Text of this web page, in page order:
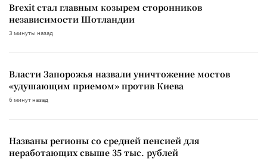
Brexit стал главным козырем сторонников
независимости Шотландии
3 минуты назад
Власти Запорожья назвали уничтожение мостов
«удушающим приемом» против Киева
6 минут назад
Названы регионы со средней пенсией для
неработающих свыше 35 тыс. рублей